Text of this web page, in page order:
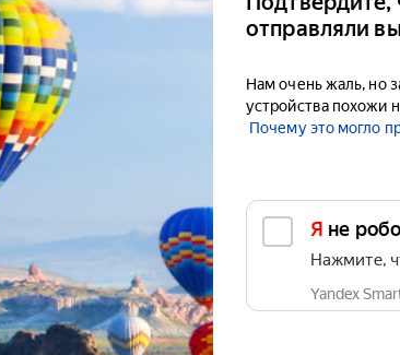
отправляли
Нам очень жаль, но
устройства похожи
Почему это могло
Я не
Нажмите,
Yandex